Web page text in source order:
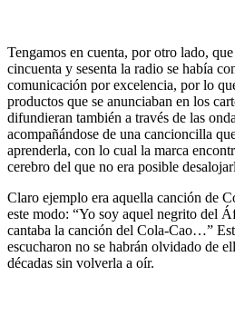
Tengamos en cuenta, por otro lado,
cincuenta y sesenta la radio se había
comunicación por excelencia, por lo
productos que se anunciaban en los
difundieran también a través de las
acompañándose de una cancioncilla
aprenderla, con lo cual la marca
cerebro del que no era posible
Claro ejemplo era aquella canción de
este modo: “Yo soy aquel negrito del
cantaba la canción del Cola-Cao…”
escucharon no se habrán olvidado de
décadas sin volverla a oír.